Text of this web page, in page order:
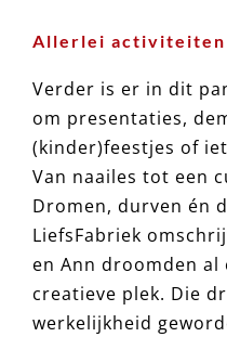
Allerlei activiteiten
Verder is er in dit
om presentaties,
(kinder)feestjes of
Van naailes tot een
Dromen, durven én
LiefsFabriek
en Ann droomden
creatieve plek. Die
werkelijkheid